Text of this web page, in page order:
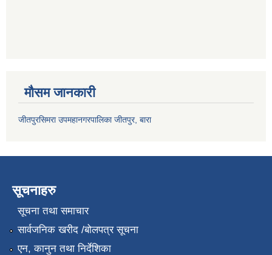
मौसम जानकारी
जीतपुरसिमरा उपमहानगरपालिका जीतपुर, बारा
सूचनाहरु
सूचना तथा समाचार
सार्वजनिक खरीद /बोलपत्र सूचना
एन, कानुन तथा निर्देशिका